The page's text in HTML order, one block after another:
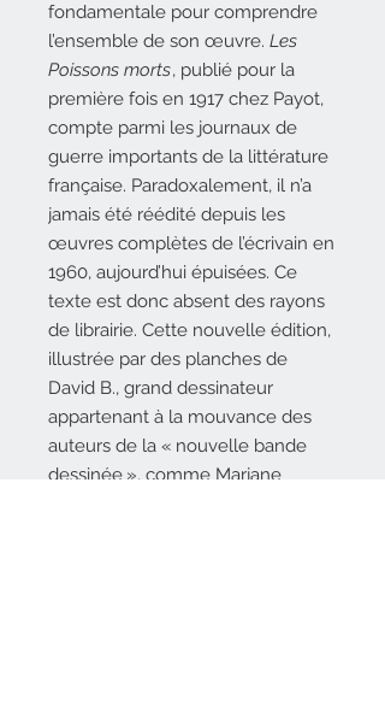
fondamentale pour comprendre
l’ensemble de son œuvre. Les
Poissons morts, publié pour la
première fois en 1917 chez Payot,
compte parmi les journaux de
guerre importants de la littérature
française. Paradoxalement, il n’a
jamais été réédité depuis les
œuvres complètes de l’écrivain en
1960, aujourd’hui épuisées. Ce
texte est donc absent des rayons
de librairie. Cette nouvelle édition,
illustrée par des planches de
David B., grand dessinateur
appartenant à la mouvance des
auteurs de la « nouvelle bande
dessinée », comme Marjane